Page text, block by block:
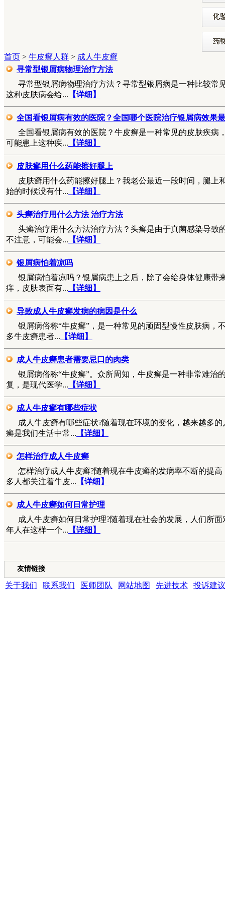
首页 > 牛皮癣人群 > 成人牛皮癣
寻常型银屑病物理治疗方法
寻常型银屑病物理治疗方法？寻常型银屑病是一种比较常
这种皮肤病会给... 【详细】
全国看银屑病有效的医院？全国哪个医院治疗银屑病效果
全国看银屑病有效的医院？牛皮癣是一种常见的皮肤疾病
可能患上这种疾... 【详细】
皮肤癣用什么药能擦好腿上
皮肤癣用什么药能擦好腿上？我老公最近一段时间，腿上
始的时候没有什... 【详细】
头癣治疗用什么方法 治疗方法
头癣治疗用什么方法治疗方法？头癣是由于真菌感染导致
不注意，可能会... 【详细】
银屑病怕着凉吗
银屑病怕着凉吗？银屑病患上之后，除了会给身体健康带
痒，皮肤表面有... 【详细】
导致成人牛皮癣发病的病因是什么
银屑病俗称“牛皮癣”，是一种常见的顽固型慢性皮肤病，
多牛皮癣患者... 【详细】
成人牛皮癣患者需要忌口的肉类
银屑病俗称“牛皮癣”。众所周知，牛皮癣是一种非常难治
复，是现代医学... 【详细】
成人牛皮癣有哪些症状
成人牛皮癣有哪些症状?随着现在环境的变化，越来越多
癣是我们生活中常... 【详细】
怎样治疗成人牛皮癣
怎样治疗成人牛皮癣?随着现在牛皮癣的发病率不断的提
多人都关注着牛皮... 【详细】
成人牛皮癣如何日常护理
成人牛皮癣如何日常护理?随着现在社会的发展，人们所
年人在这样一个... 【详细】
友情链接
关于我们 联系我们 医师团队 网站地图 先进技术
投诉建议